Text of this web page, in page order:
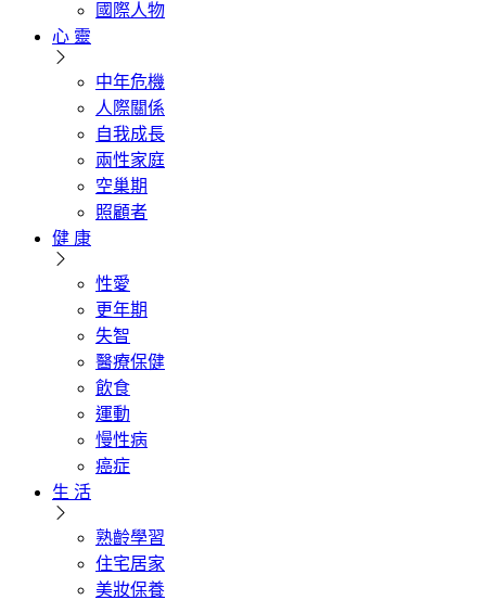
國際人物
心 靈
中年危機
人際關係
自我成長
兩性家庭
空巢期
照顧者
健 康
性愛
更年期
失智
醫療保健
飲食
運動
慢性病
癌症
生 活
熟齡學習
住宅居家
美妝保養